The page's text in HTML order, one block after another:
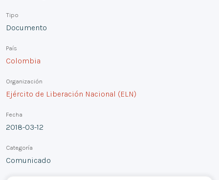
Tipo
Documento
País
Colombia
Organización
Ejército de Liberación Nacional (ELN)
Fecha
2018-03-12
Categoría
Comunicado